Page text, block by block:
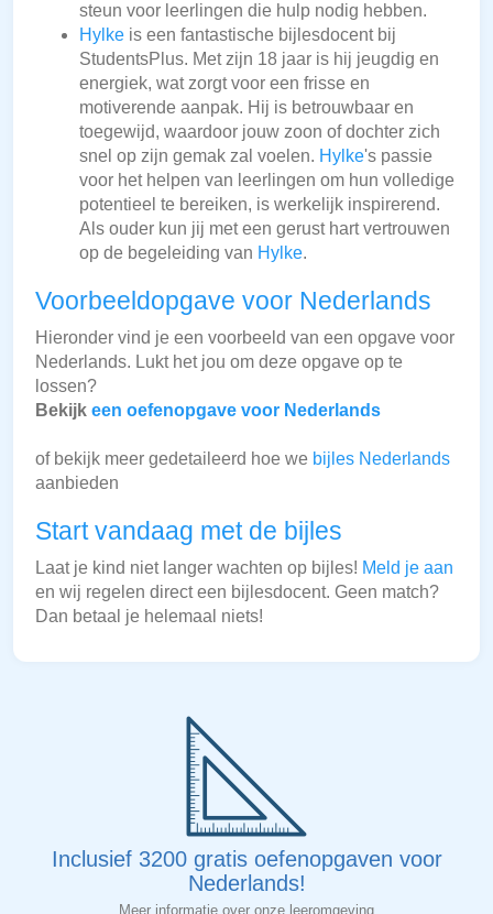
steun voor leerlingen die hulp nodig hebben.
Hylke is een fantastische bijlesdocent bij
StudentsPlus. Met zijn 18 jaar is hij jeugdig en
energiek, wat zorgt voor een frisse en
motiverende aanpak. Hij is betrouwbaar en
toegewijd, waardoor jouw zoon of dochter zich
snel op zijn gemak zal voelen. Hylke's passie
voor het helpen van leerlingen om hun volledige
potentieel te bereiken, is werkelijk inspirerend.
Als ouder kun jij met een gerust hart vertrouwen
op de begeleiding van Hylke.
Voorbeeldopgave voor Nederlands
Hieronder vind je een voorbeeld van een opgave voor
Nederlands. Lukt het jou om deze opgave op te
lossen?
Bekijk een oefenopgave voor Nederlands
of bekijk meer gedetaileerd hoe we bijles Nederlands
aanbieden
Start vandaag met de bijles
Laat je kind niet langer wachten op bijles! Meld je aan
en wij regelen direct een bijlesdocent. Geen match?
Dan betaal je helemaal niets!
Inclusief 3200 gratis oefenopgaven voor
Nederlands!
Meer informatie over onze leeromgeving